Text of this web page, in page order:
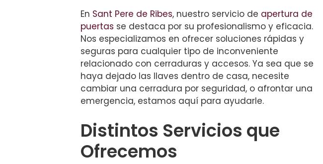
En Sant Pere de Ribes, nuestro servicio de apertura de
puertas se destaca por su profesionalismo y eficacia.
Nos especializamos en ofrecer soluciones rápidas y
seguras para cualquier tipo de inconveniente
relacionado con cerraduras y accesos. Ya sea que se
haya dejado las llaves dentro de casa, necesite
cambiar una cerradura por seguridad, o afrontar una
emergencia, estamos aquí para ayudarle.
Distintos Servicios que
Ofrecemos